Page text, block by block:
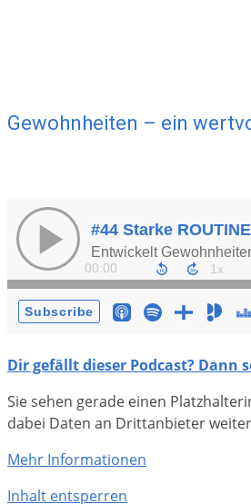
Gewohnheiten – ein
Dir gefällt dieser Podcast?
Sie sehen gerade einen
dabei Daten an Drittanbieter
Mehr Informationen
Inhalt entsperren